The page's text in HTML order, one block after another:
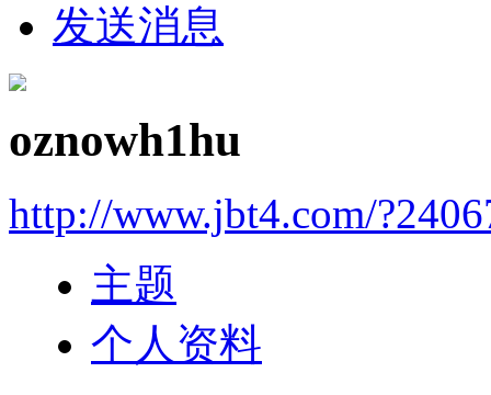
发送消息
oznowh1hu
http://www.jbt4.com/
主题
个人资料